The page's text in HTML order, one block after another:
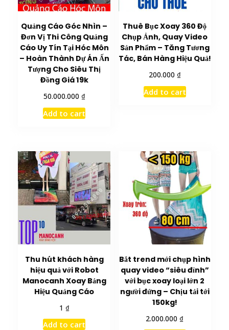
Quảng Cáo Góc Nhìn –
Đơn Vị Thi Công Quảng
Cáo Uy Tín Tại Hóc Môn
– Hoàn Thành Dự Án Ấn
Tượng Cho Siêu Thị
Đồng Giá 19k
50.000.000 ₫
Add to cart
Thuê Bục Xoay 360 Độ
Chụp Ảnh, Quay Video
Sản Phẩm – Tăng Tương
Tác, Bán Hàng Hiệu Quả!
200.000 ₫
Add to cart
Thu hút khách hàng
hiệu quả với Robot
Manocanh Xoay Bảng
Hiệu Quảng Cáo
1 ₫
Add to cart
Bắt trend mới chụp hình
quay video “siêu đỉnh”
với bục xoay loại lớn 2
người đứng – Chịu tải tới
150kg!
2.000.000 ₫